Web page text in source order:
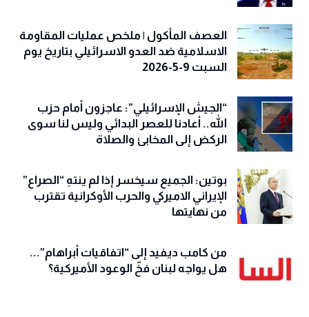
العصف المأكول | ملخص عمليات المقاومة
الاسلامية ضد العدو الاسرائيلي بتاريخ يوم
السبت 9-5-2026
“الجيش الإسرائيلي”: عاجزون أمام حزب
الله.. أعادنا للعصر البدائي وليس لنا سوى
الركض إلى المخابئ والصلاة
بوتين: الجميع سيخسر إذا لم ينتهِ “الصراع”
الإيراني الاميركي والحرب الأوكرانية تقترب
من نهايتها
من كامب ديفيد إلى “اتفاقيات أبراهام”...
هل يواجه لبنان فخّ الوعود الأميركية؟